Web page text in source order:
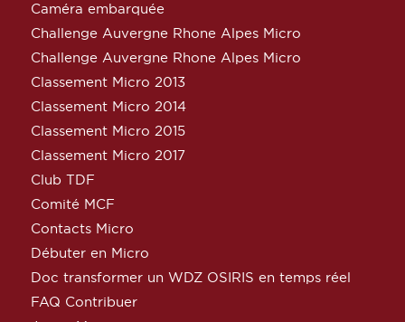
Caméra embarquée
Challenge Auvergne Rhone Alpes Micro
Challenge Auvergne Rhone Alpes Micro
Classement Micro 2013
Classement Micro 2014
Classement Micro 2015
Classement Micro 2017
Club TDF
Comité MCF
Contacts Micro
Débuter en Micro
Doc transformer un WDZ OSIRIS en temps réel
FAQ Contribuer